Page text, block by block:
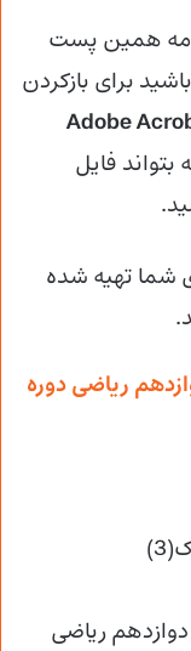
همین پست
برای بازکردن
Adobe
بتواند فایل
شما تهیه شده
ریاضی دوره
ریاضی